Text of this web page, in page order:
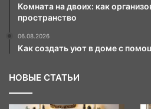
Комната на двоих: как
пространство
06.08.2026
Как создать уют в доме с
НОВЫЕ СТАТЬИ